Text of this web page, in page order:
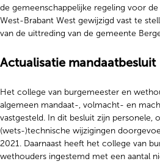
de gemeenschappelijke regeling voor de
West-Brabant West gewijzigd vast te
van de uittreding van de gemeente
Actualisatie mandaatbesluit
Het college van burgemeester en
algemeen mandaat-, volmacht- en
vastgesteld. In dit besluit zijn personele,
(wets-)technische wijzigingen
2021. Daarnaast heeft het college van
wethouders ingestemd met een aantal